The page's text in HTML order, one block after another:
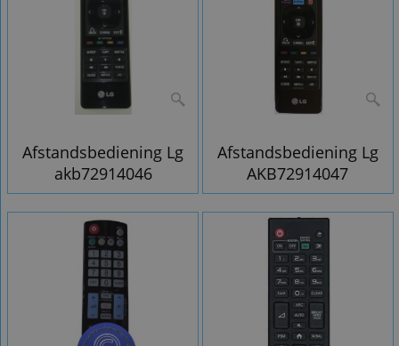
Afstandsbediening Lg
akb72914046
Afstandsbediening Lg
AKB72914047